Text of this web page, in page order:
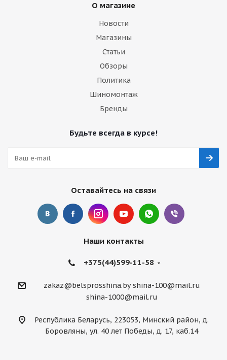
О магазине
Новости
Магазины
Статьи
Обзоры
Политика
Шиномонтаж
Бренды
Будьте всегда в курсе!
Оставайтесь на связи
Наши контакты
+375(44)599-11-58
zakaz@belsprosshina.by shina-100@mail.ru
shina-1000@mail.ru
Республика Беларусь, 223053, Минский район, д.
Боровляны, ул. 40 лет Победы, д. 17, каб.14